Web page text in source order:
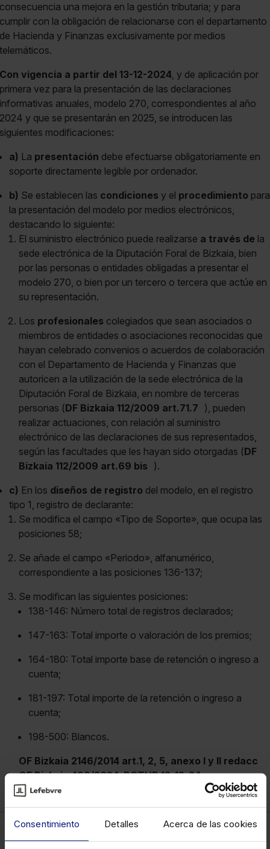
Consentimiento Detalles Acerca de las cookies
consecuencia una mejora en la gestión tributaria; y para
cumplir con la obligación de relacionarse con el departamento
de Hacienda y Finanzas exclusivamente por medios
telemáticos.
Con vigencia a partir del 13-12-2024, y de aplicación por
primera vez para la presentación de las declaraciones
informativas anuales, modelo 270, correspondientes al año
2024 y que se presentarán en 2025, se introducen las
siguientes modificaciones:
a) La presentación debe efectuarse obligatoriamente en
soporte directamente legible por ordenador.
b) Se establecen las condiciones y el procedimiento para
la presentación del modelo por medios electrónicos,
destacando lo siguiente:
El suministro electrónico puede realizarse a través de la
sede electrónica de la Diputación Foral de Bizkaia, bien
por las personas o entidades obligadas a presentar el
modelo 270, o bien por un tercero o tercera que actúe en
su representación.
Los profesionales colegiados que sean asociados o
miembros de entidades o asociaciones reconocidas que
hayan celebrado convenios o acuerdos de colaboración
con el Departamento de Hacienda y Finanzas que
autoricen a la utilización de la sede electrónica de la
Diputación Foral de Bizkaia, en nombre de terceras
personas (DF Bizkaia 112/2009 art.71.7 ), pueden
realizar actuaciones, con relación al suministro
electrónico de las declaraciones de sus representados,
según las facultades que les hayan sido otorgadas (DF
Bizkaia 112/2009 art.69 bis ).
c) En los diseños de registro del modelo, en el registro
tipo 1, registro de declarante:
Se modifica el campo «Tipo de Soporte», que ocupa las
posiciones 58;
Se añade el campo «Periodo», alfanumérico,
correspondiente a las posiciones 136-137;
Se modifican las siguientes posiciones:
138-146: Número total de registros declarados;
147-163: Total importe o valoración de los premios;
164-180: Total importe base de retención o ingreso a
cuenta;
181-197: Total importe de la retención o ingreso a
cuenta;
198-500: Blancos.
OF Bizkaia 2146/2014 art.1, 2, 5, anexo I y II redacc
OF Bizkaia 488/2024, BOTHB 12-12-24